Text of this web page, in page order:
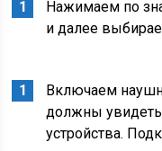
Нажимаем по
и далее
Включаем
должны
устройства.